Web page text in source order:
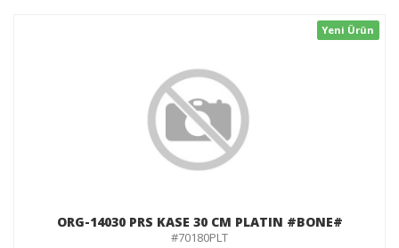
ORG-14030 PRS KASE 30 CM PLATIN #BONE#
#70180PLT
Yeni Ürün